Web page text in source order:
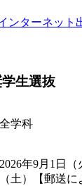
ンターネット
生選抜
全学科
2026年9月1日（
（土）【郵送に